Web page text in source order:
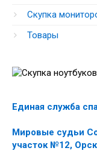
Скупка
Товары
Единая служба
Мировые судьи
участок №12,